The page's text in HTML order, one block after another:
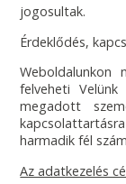
jogosultak.
Érdeklődés,
Weboldalunkon
felveheti
megadott
harmadik fél
Az adatkezelés